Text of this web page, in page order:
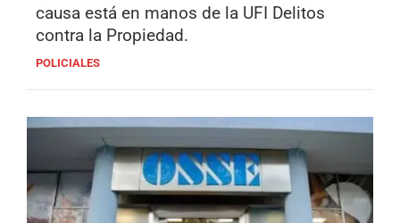
causa está en manos de la UFI Delitos
contra la Propiedad.
POLICIALES